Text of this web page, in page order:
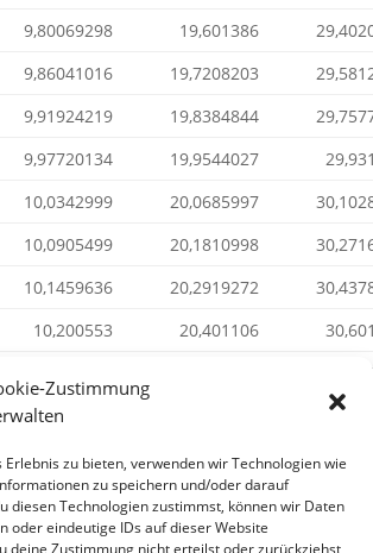
Zustimmung
zu bieten, verwenden wir Technologien wie
zu speichern und/oder darauf
diesen Technologien zustimmst, können wir Daten
oder eindeutige IDs auf dieser Website
deine Zustimmung nicht erteilst oder zurückziehst,
9,80069298 19,601386
9,86041016 19,7208203
9,91924219 19,8384844
9,97720134 19,9544027
10,0342999 20,0685997
10,0905499 20,1810998
10,1459636 20,2919272
10,200553 20,401106
10,3073066
10,3594945 20,718989